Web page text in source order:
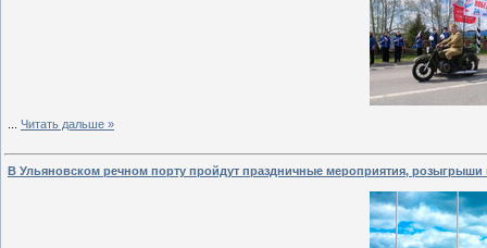
Читать дальше »
В Ульяновском речном порту пройдут праздничные мероприятия, розыгрыши